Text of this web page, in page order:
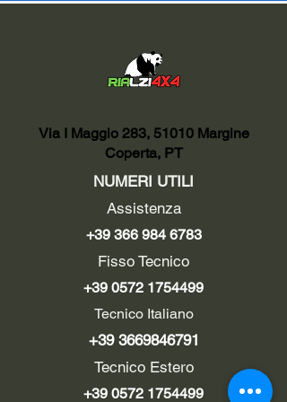
Via I Maggio 283, 51010 Margine
Coperta, PT
NUMERI UTILI
Assistenza
+39 366 984 6783
Fisso Tecnico
+39 0572 1754499
Tecnico Italiano
+39 3669846791
Tecnico Estero
+39 0572 1754499